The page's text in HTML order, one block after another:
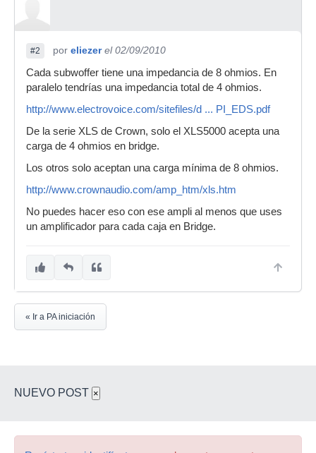
#2 por eliezer el 02/09/2010
Cada subwoffer tiene una impedancia de 8 ohmios. En
paralelo tendrías una impedancia total de 4 ohmios.
http://www.electrovoice.com/sitefiles/d ... PI_EDS.pdf
De la serie XLS de Crown, solo el XLS5000 acepta una
carga de 4 ohmios en bridge.
Los otros solo aceptan una carga mínima de 8 ohmios.
http://www.crownaudio.com/amp_htm/xls.htm
No puedes hacer eso con ese ampli al menos que uses
un amplificador para cada caja en Bridge.
« Ir a PA iniciación
NUEVO POST ×